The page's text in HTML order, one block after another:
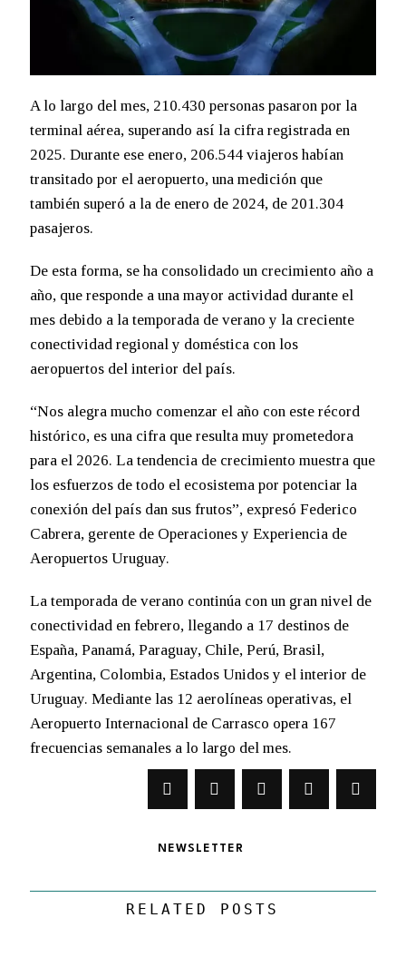
A lo largo del mes, 210.430 personas pasaron por la
terminal aérea, superando así la cifra registrada en
2025. Durante ese enero, 206.544 viajeros habían
transitado por el aeropuerto, una medición que
también superó a la de enero de 2024, de 201.304
pasajeros.
De esta forma, se ha consolidado un crecimiento año a
año, que responde a una mayor actividad durante el
mes debido a la temporada de verano y la creciente
conectividad regional y doméstica con los
aeropuertos del interior del país.
“Nos alegra mucho comenzar el año con este récord
histórico, es una cifra que resulta muy prometedora
para el 2026. La tendencia de crecimiento muestra que
los esfuerzos de todo el ecosistema por potenciar la
conexión del país dan sus frutos”, expresó Federico
Cabrera, gerente de Operaciones y Experiencia de
Aeropuertos Uruguay.
La temporada de verano continúa con un gran nivel de
conectividad en febrero, llegando a 17 destinos de
España, Panamá, Paraguay, Chile, Perú, Brasil,
Argentina, Colombia, Estados Unidos y el interior de
Uruguay. Mediante las 12 aerolíneas operativas, el
Aeropuerto Internacional de Carrasco opera 167
frecuencias semanales a lo largo del mes.
NEWSLETTER
RELATED POSTS